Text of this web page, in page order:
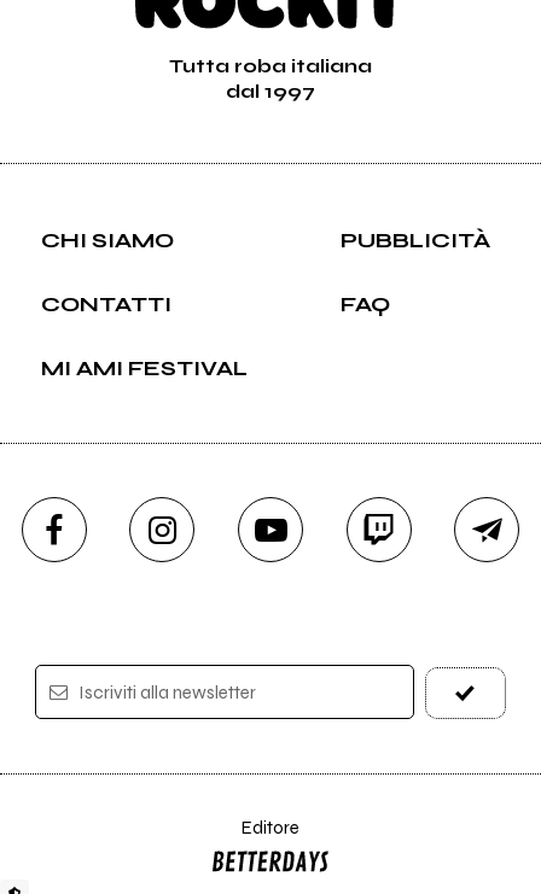
Tutta roba italiana
dal 1997
CHI SIAMO PUBBLICITÀ
CONTATTI FAQ
MI AMI FESTIVAL
Iscriviti alla newsletter
Editore